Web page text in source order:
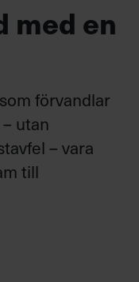
med en
förvandlar
utan
– vara
till